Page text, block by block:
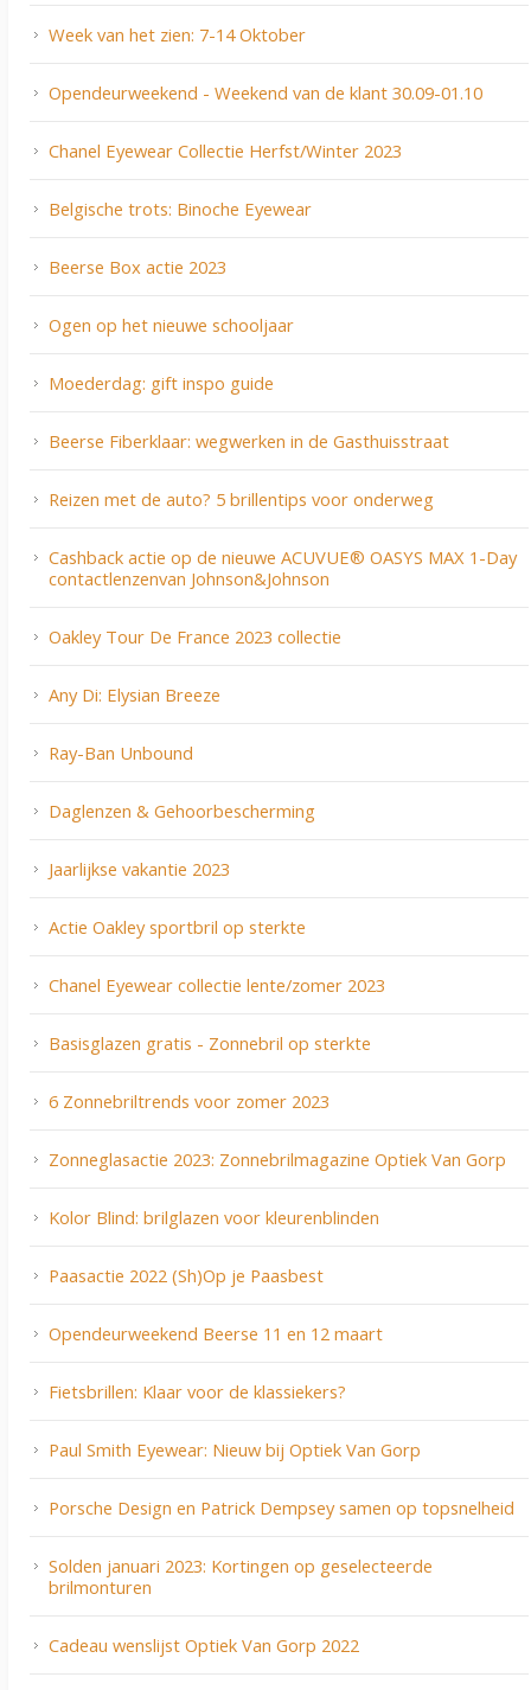
Week van het zien: 7-14 Oktober
Opendeurweekend - Weekend van de klant 30.09-01.10
Chanel Eyewear Collectie Herfst/Winter 2023
Belgische trots: Binoche Eyewear
Beerse Box actie 2023
Ogen op het nieuwe schooljaar
Moederdag: gift inspo guide
Beerse Fiberklaar: wegwerken in de Gasthuisstraat
Reizen met de auto? 5 brillentips voor onderweg
Cashback actie op de nieuwe ACUVUE® OASYS MAX 1-Day
contactlenzenvan Johnson&Johnson
Oakley Tour De France 2023 collectie
Any Di: Elysian Breeze
Ray-Ban Unbound
Daglenzen & Gehoorbescherming
Jaarlijkse vakantie 2023
Actie Oakley sportbril op sterkte
Chanel Eyewear collectie lente/zomer 2023
Basisglazen gratis - Zonnebril op sterkte
6 Zonnebriltrends voor zomer 2023
Zonneglasactie 2023: Zonnebrilmagazine Optiek Van Gorp
Kolor Blind: brilglazen voor kleurenblinden
Paasactie 2022 (Sh)Op je Paasbest
Opendeurweekend Beerse 11 en 12 maart
Fietsbrillen: Klaar voor de klassiekers?
Paul Smith Eyewear: Nieuw bij Optiek Van Gorp
Porsche Design en Patrick Dempsey samen op topsnelheid
Solden januari 2023: Kortingen op geselecteerde
brilmonturen
Cadeau wenslijst Optiek Van Gorp 2022